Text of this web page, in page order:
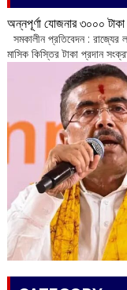
অন্নপূর্ণা যোজনার ৩০০০ টাকা
সমকালীন প্রতিবেদন : রাজ্যের
মাসিক কিস্তির টাকা প্রদান